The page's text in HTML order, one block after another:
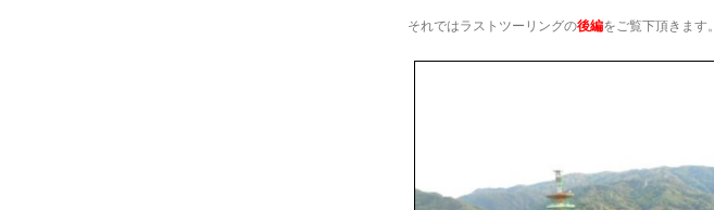
それではラストツーリングの後編をご覧下頂きます。